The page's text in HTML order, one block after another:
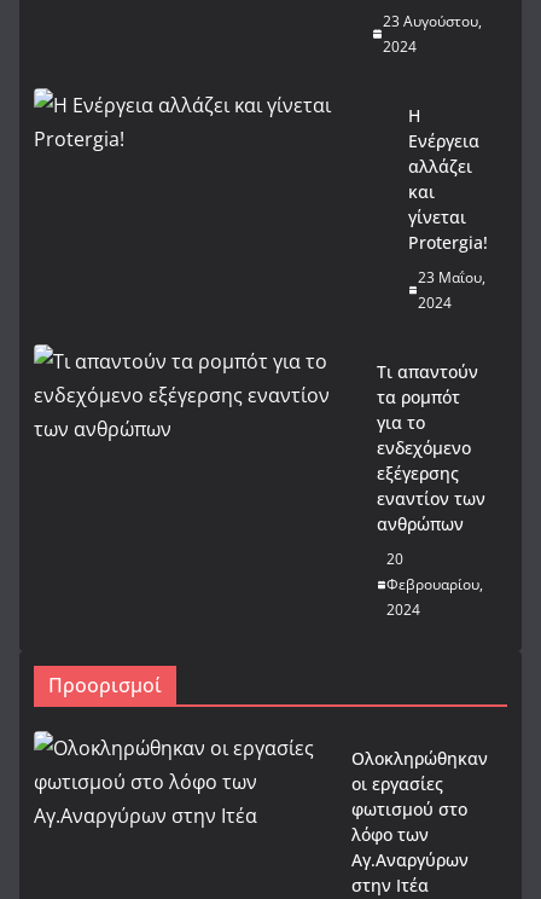
23 Αυγούστου,
2024
Η
Ενέργεια
αλλάζει
και
γίνεται
Protergia!
23 Μαΐου,
2024
Τι απαντούν
τα ρομπότ
για το
ενδεχόμενο
εξέγερσης
εναντίον των
ανθρώπων
20
Φεβρουαρίου,
2024
Προορισμοί
Ολοκληρώθηκαν
οι εργασίες
φωτισμού στο
λόφο των
Αγ.Αναργύρων
στην Ιτέα